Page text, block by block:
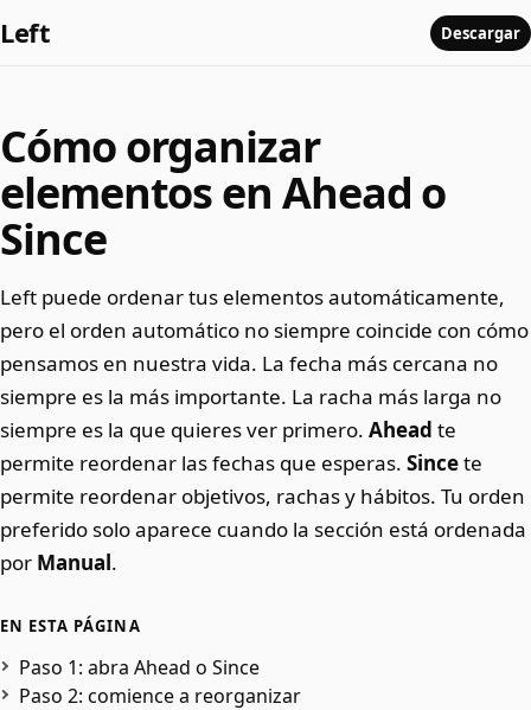
Left Descargar
Cómo organizar
elementos en Ahead o
Since
Left puede ordenar tus elementos automáticamente,
pero el orden automático no siempre coincide con cómo
pensamos en nuestra vida. La fecha más cercana no
siempre es la más importante. La racha más larga no
siempre es la que quieres ver primero. Ahead te
permite reordenar las fechas que esperas. Sincete
permite reordenar objetivos, rachas y hábitos. Tu orden
preferido solo aparece cuando la sección está ordenada
por Manual.
EN ESTA PÁGINA
Paso 1: abra Ahead o Since
Paso 2: comience a reorganizar